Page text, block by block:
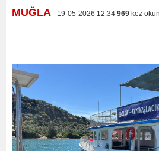
MUĞLA - 19-05-2026 12:34 969 kez